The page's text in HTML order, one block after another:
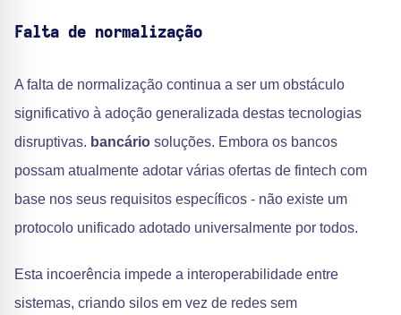
Falta de normalização
A falta de normalização continua a ser um obstáculo
significativo à adoção generalizada destas tecnologias
disruptivas. bancário soluções. Embora os bancos
possam atualmente adotar várias ofertas de fintech com
base nos seus requisitos específicos - não existe um
protocolo unificado adotado universalmente por todos.
Esta incoerência impede a interoperabilidade entre
sistemas, criando silos em vez de redes sem